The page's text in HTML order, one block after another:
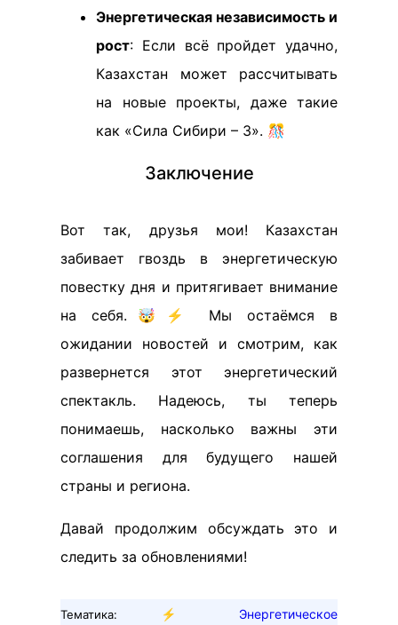
Энергетическая независимость и
рост: Если всё пройдет удачно,
Казахстан может рассчитывать
на новые проекты, даже такие
как «Сила Сибири – 3». 🎊
Заключение
Вот так, друзья мои! Казахстан
забивает гвоздь в энергетическую
повестку дня и притягивает внимание
на себя.🤯⚡️ Мы остаёмся в
ожидании новостей и смотрим, как
развернется этот энергетический
спектакль. Надеюсь, ты теперь
понимаешь, насколько важны эти
соглашения для будущего нашей
страны и региона.
Давай продолжим обсуждать это и
следить за обновлениями!
Тематика: ⚡
Энергетическое